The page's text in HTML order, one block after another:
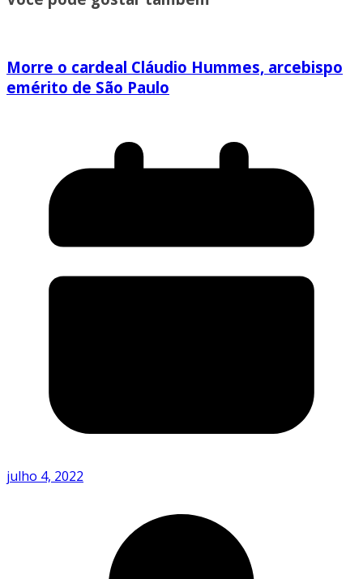
Morre o cardeal Cláudio Hummes, arcebispo
emérito de São Paulo
julho 4, 2022